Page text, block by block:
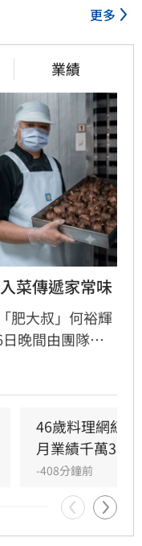
更多
業績
菜傳遞家常味
肥大叔」何裕輝
晚間由團隊證
肥大叔以親切
，如將黑蒜入菜
愛。對於肥大叔
痛，感謝粉絲長
難時刻給予家屬
。這位用料理傳
眾無限懷念，粉
46歲料理網紅
月業績千萬3心
-408分鐘前